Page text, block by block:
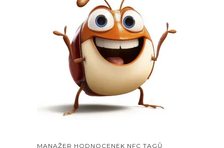
MANAŽER HODNOCENEK NFC TAGŮ